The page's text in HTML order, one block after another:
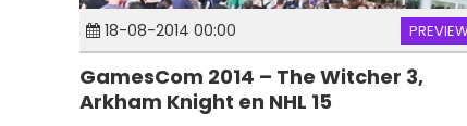
18-08-2014 00:00
GamesCom 2014 – The Witcher 3,
Arkham Knight en NHL 15